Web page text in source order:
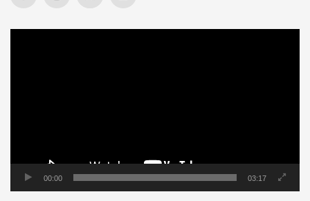
00:00 03:17